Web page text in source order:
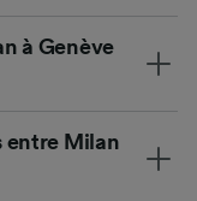
à Genève
entre Milan